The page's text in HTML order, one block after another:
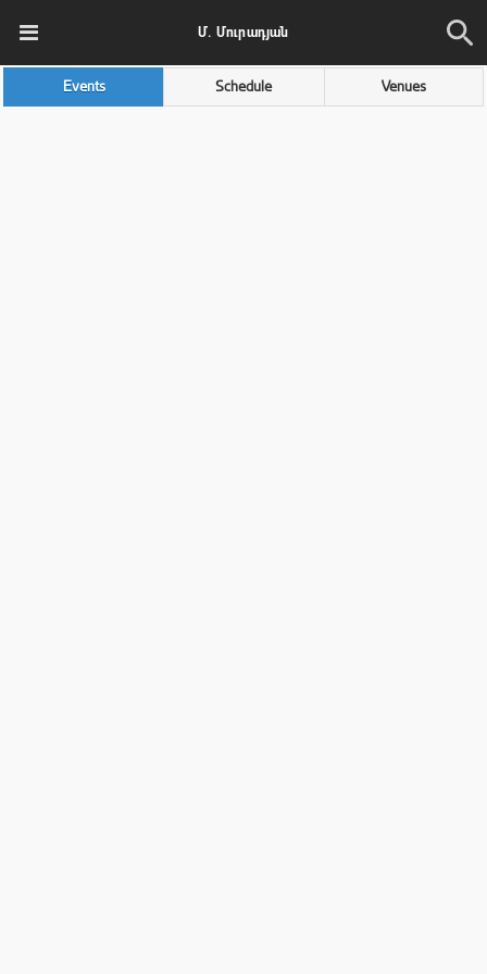
Մ. Մուրադյան
Events Schedule Venues